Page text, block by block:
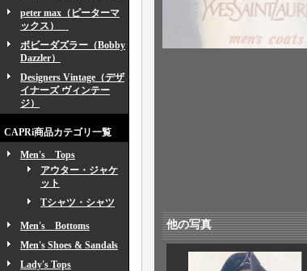
peter max（ピーターマ
ックス）
ボビーダズラー（Bobby
Dazzler）
Designers Vintage（デザ
イナーズ ヴィンテー
ジ）
CAPRi商品カテゴリ一覧
Men's Tops
アウター・ジャケ
ット
Tシャツ・シャツ
Men's Bottoms
Men's Shoes & Sandals
Lady's Tops
他の写真